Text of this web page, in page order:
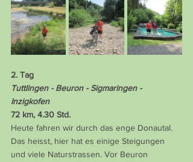
2. Tag
Tuttlingen - Beuron - Sigmaringen -
Inzigkofen
72 km, 4.30 Std.
Heute fahren wir durch das enge Donautal.
Das heisst, hier hat es einige Steigungen
und viele Naturstrassen. Vor Beuron